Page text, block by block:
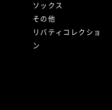
ソックス
その他
リバティコレクショ
ン